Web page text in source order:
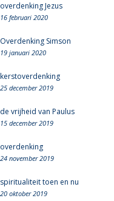
overdenking Jezus
16 februari 2020
Overdenking Simson
19 januari 2020
kerstoverdenking
25 december 2019
de vrijheid van Paulus
15 december 2019
overdenking
24 november 2019
spiritualiteit toen en nu
20 oktober 2019